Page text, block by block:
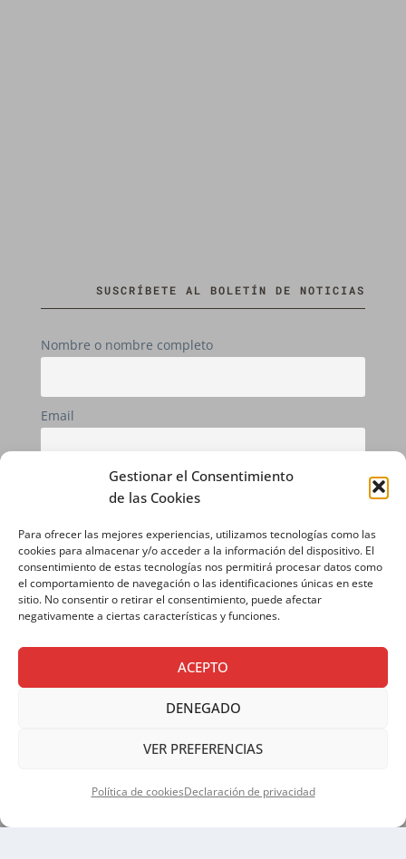
Gestionar el Consentimiento
de las Cookies
Para ofrecer las mejores experiencias, utilizamos tecnologías como las
cookies para almacenar y/o acceder a la información del dispositivo. El
consentimiento de estas tecnologías nos permitirá procesar datos como
el comportamiento de navegación o las identificaciones únicas en este
sitio. No consentir o retirar el consentimiento, puede afectar
negativamente a ciertas características y funciones.
ACEPTO
DENEGADO
VER PREFERENCIAS
Política de cookiesDeclaración de privacidad
SUSCRÍBETE AL BOLETÍN DE NOTICIAS
Nombre o nombre completo
Email
AVISO LEGAL|POLÍTICA DE PRIVACIDAD|
POLÍTICA DE COOKIES